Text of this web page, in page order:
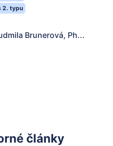
2. typu
Brunerová, Ph...
články